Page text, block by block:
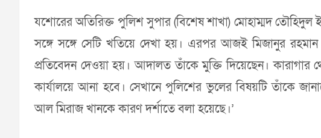
যশোরের অতিরিক্ত পুলিশ সুপার (বিশেষ শাখা) মোহাম্মদ
সঙ্গে সঙ্গে সেটি খতিয়ে দেখা হয়। এরপর আজই মিজানুর
প্রতিবেদন দেওয়া হয়। আদালত তাঁকে মুক্তি দিয়েছেন।
কার্যালয়ে আনা হবে। সেখানে পুলিশের ভুলের বিষয়টি তাঁকে
আল মিরাজ খানকে কারণ দর্শাতে বলা হয়েছে।’